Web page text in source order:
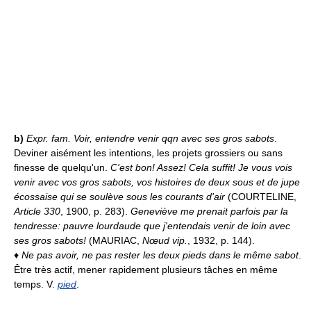
b) Expr. fam. Voir, entendre venir qqn avec ses gros sabots
Deviner aisément les intentions, les projets grossiers ou sans
finesse de quelqu'un. C'est bon! Assez! Cela suffit! Je vous vois
venir avec vos gros sabots, vos histoires de deux sous et de jupe
écossaise qui se soulève sous les courants d'air (COURTELINE,
Article 330 , 1900, p. 283). Geneviève me prenait parfois par la
tendresse: pauvre lourdaude que j'entendais venir de loin avec
ses gros sabots! (MAURIAC, Nœud vip.
, 1932, p. 144).
♦ Ne pas avoir, ne pas rester les deux pieds dans le même sabot.
Être très actif, mener rapidement plusieurs tâches en même
temps. V. pied